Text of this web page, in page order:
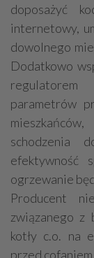
doposażyć
internetowy,
dowolnego
Dodatkowo
regulatorem
parametrów
schodzenia
efektywność
ogrzewanie
Producent
związanego z
kotły c.o. na
przed